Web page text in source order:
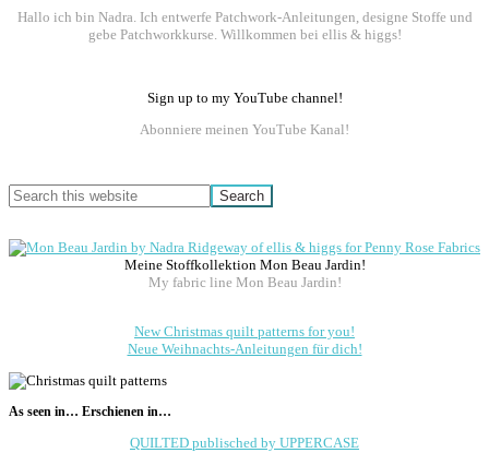
Hallo ich bin Nadra. Ich entwerfe Patchwork-Anleitungen, designe Stoffe und
gebe Patchworkkurse. Willkommen bei ellis & higgs!
Sign up to my YouTube channel!
Abonniere meinen YouTube Kanal!
Search
this
Meine Stoffkollektion Mon Beau Jardin!
My fabric line Mon Beau Jardin!
New Christmas quilt patterns for you!
Neue Weihnachts-Anleitungen für dich!
As seen in… Erschienen in…
QUILTED publisched by UPPERCASE